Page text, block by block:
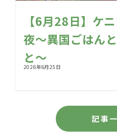
【6月28日】ケ
夜〜異国ごはん
と〜
2026年6月25日
記事